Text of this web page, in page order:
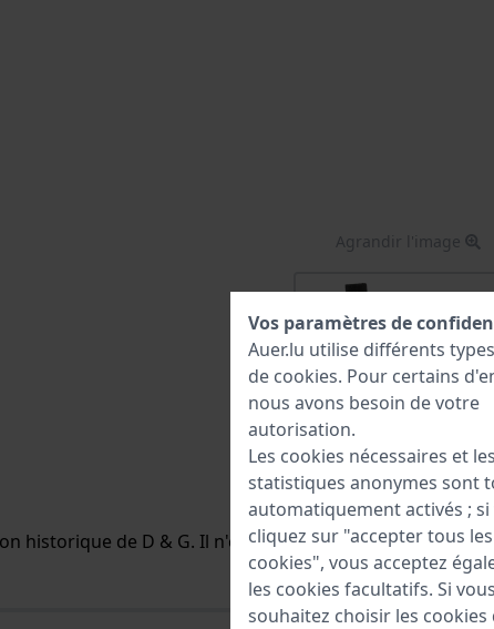
Agrandir l'image
historique de D & G. Il n'est plus disponible / à vendre.
Vos paramètres de
Auer.lu utilise différents types
de cookies. Pour certains
nous avons besoin de votre
autorisation.
Les cookies nécessaires et les
statistiques anonymes sont
automatiquement activés ; si
cliquez sur "accepter tous les
cookies", vous acceptez
les cookies facultatifs. Si vous
souhaitez choisir les cookies